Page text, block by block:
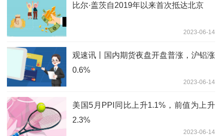
比尔·盖茨自2019年以来首次抵达北京
2023-06-14
观速讯丨国内期货夜盘开盘普涨，沪铝涨
0.6%
2023-06-14
美国5月PPI同比上升1.1%，前值为上升
2.3%
2023-06-14